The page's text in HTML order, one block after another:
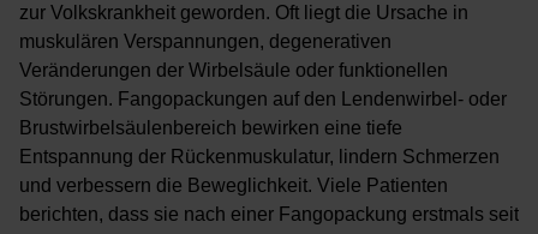
zur Volkskrankheit geworden. Oft liegt die Ursache in
muskulären Verspannungen, degenerativen
Veränderungen der Wirbelsäule oder funktionellen
Störungen. Fangopackungen auf den Lendenwirbel- oder
Brustwirbelsäulenbereich bewirken eine tiefe
Entspannung der Rückenmuskulatur, lindern Schmerzen
und verbessern die Beweglichkeit. Viele Patienten
berichten, dass sie nach einer Fangopackung erstmals seit